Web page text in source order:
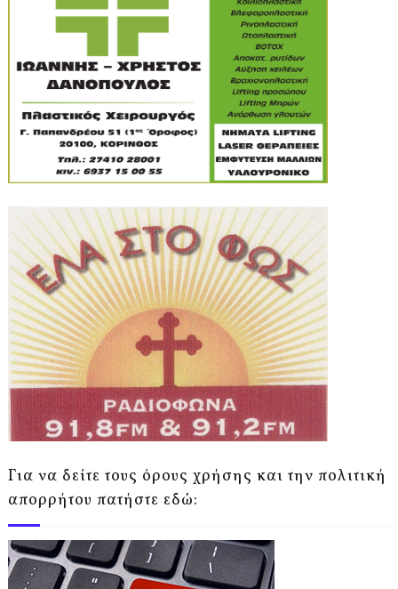
Για να δείτε τους όρους χρήσης και την πολιτική
απορρήτου πατήστε εδώ: